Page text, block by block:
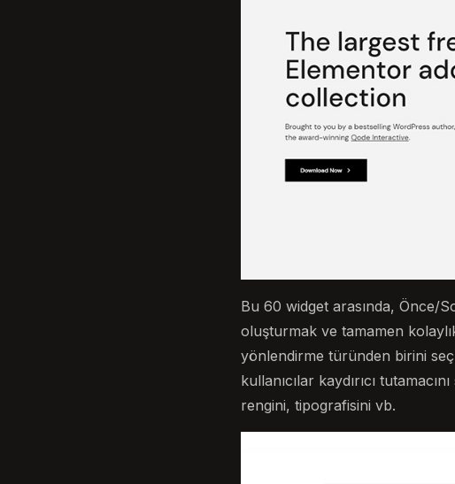
Bu 60 widget arasında, Önce/
oluşturmak ve tamamen
yönlendirme türünden birini
kullanıcılar kaydırıcı
rengini, tipografisini vb.